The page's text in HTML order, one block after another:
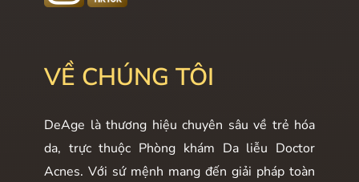
VỀ CHÚNG TÔI
DeAge là thương hiệu chuyên sâu về trẻ hóa
da, trực thuộc Phòng khám Da liễu Doctor
Acnes. Với sứ mệnh mang đến giải pháp toàn